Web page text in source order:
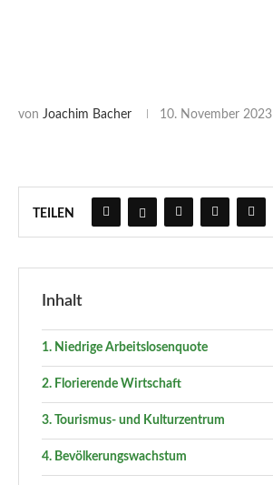
von Joachim Bacher 10. November 2023
TEILEN
Inhalt
1. Niedrige Arbeitslosenquote
2. Florierende Wirtschaft
3. Tourismus- und Kulturzentrum
4. Bevölkerungswachstum